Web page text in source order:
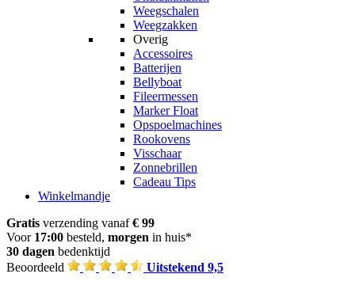
Weegschalen
Weegzakken
Overig
Accessoires
Batterijen
Bellyboat
Fileermessen
Marker Float
Opspoelmachines
Rookovens
Visschaar
Zonnebrillen
Cadeau Tips
Winkelmandje
Gratis verzending vanaf€ 99
Voor 17:00 besteld, morgen in huis*
30 dagen bedenktijd
Beoordeeld
Uitstekend 9,5